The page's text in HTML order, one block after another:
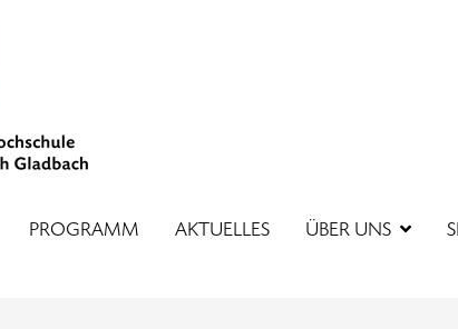
PROGRAMM AKTUELLES ÜBER UNS